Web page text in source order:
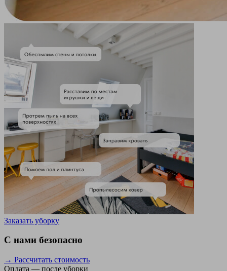
Заказать уборку
С нами безопасно
→ Рассчитать стоимость
Оплата — после уборки